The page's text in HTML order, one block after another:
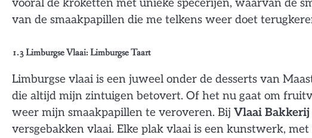
vooral de kroketten met unieke specerijen, waarvan de
van de smaakpapillen die me telkens weer doet
1.3Limburgse Vlaai: Limburgse Taart
Limburgse vlaai is een juweel onder de desserts van
die altijd mijn zintuigen betovert. Of het nu gaat om
weer mijn smaakpapillen te veroveren. Bij Vlaai Bakkerij
versgebakken vlaai. Elke plak vlaai is een kunstwerk,